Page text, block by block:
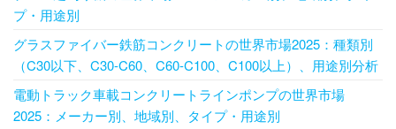
プ・用途別
グラスファイバー鉄筋コンクリートの世界市場2025：種類別
（C30以下、C30-C60、C60-C100、C100以上）、用途別分析
電動トラック車載コンクリートラインポンプの世界市場
2025：メーカー別、地域別、タイプ・用途別